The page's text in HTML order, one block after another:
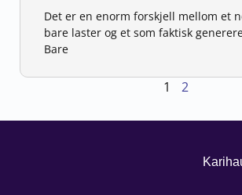
Det er en enorm forskjell mellom et
bare laster og et som faktisk
Bare
1 2